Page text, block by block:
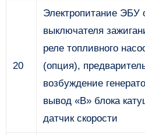
20
Электропитание ЭБУ
выключателя
реле топливного
(опция),
возбуждение
вывод «В» блока
датчик скорости